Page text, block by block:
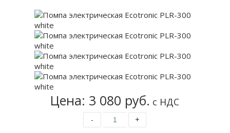
Цена: 3 080 руб. с НДС
- +